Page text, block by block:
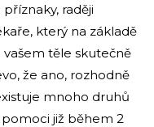
raději
který na základě
vašem těle skutečně
že ano, rozhodně
mnoho druhů
již během 2